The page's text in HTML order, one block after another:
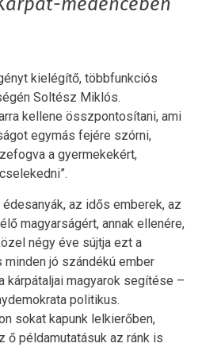
medencében
kielégítő, többfunkciós
Soltész Miklós.
kellene összpontosítani, ami
egymás fejére szórni,
a gyermekekért,
az idős emberek, az
magyarságért, annak ellenére,
négy éve sújtja ezt a
jó szándékú ember
kárpátaljai magyarok segítése –
politikus.
sokat kapunk lelkierőben,
ő példamutatásuk az ránk is